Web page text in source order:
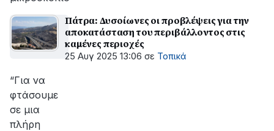
Πάτρα: Δυσοίωνες οι προβλέψεις για την
αποκατάσταση του περιβάλλοντος στις
καμένες περιοχές
25 Αυγ 2025 13:06 σε Τοπικά
“Για να
φτάσουμε
σε μια
πλήρη